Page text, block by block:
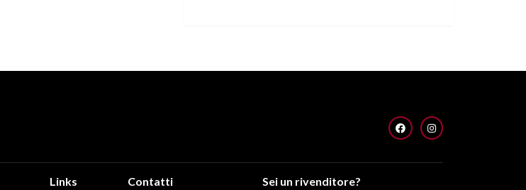
FACEBOOKINSTAGRAM
Links Contatti Sei un rivenditore?